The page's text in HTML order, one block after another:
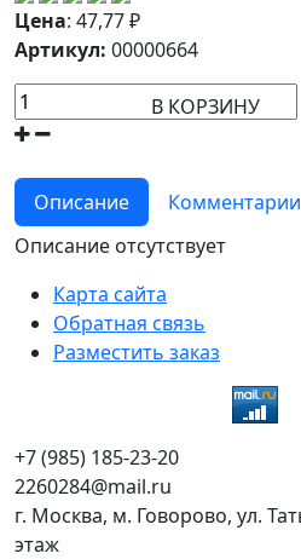
Цена: 47,77₽
Артикул: 00000664
В КОРЗИНУ
Описание
Комментарии
Описание отсутствует
Карта сайта
Обратная связь
Разместить заказ
+7 (985) 185-23-20
2260284@mail.ru
г. Москва, м. Говорово, ул.
этаж